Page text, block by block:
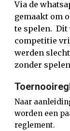
Via de
gemaakt om
te spelen. Dit
competitie
werden
zonder
Naar
worden een
reglement.